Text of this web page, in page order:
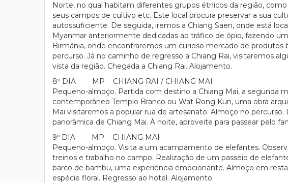
Norte, no qual habitam diferentes grupos étnicos da região,
seus campos de cultivo etc. Este local procura preservar a sua
autossuficiente. De seguida, iremos a Chiang Saen, onde está
Myanmar anteriormente dedicadas ao tráfico de ópio, fazendo
Birmânia, onde encontraremos um curioso mercado de
percurso. Já no caminho de regresso a Chiang Rai, visitaremos
vista da região. Chegada a Chiang Rai. Alojamento.
8º DIA MP CHIANG RAI / CHIANG MAI
Pequeno-almoço. Partida com destino a Chiang Mai, a segunda
contemporâneo Templo Branco ou Wat Rong Kun, uma obra
Mai visitaremos a popular rua de artesanato. Almoço no
panorâmica de Chiang Mai. À noite, aproveite para passear pelo
9º DIA MP CHIANG MAI
Pequeno-almoço. Visita a um acampamento de elefantes.
treinos e trabalho no campo. Realização de um passeio de
barco de bambu, uma experiência emocionante. Almoço em
espécie floral. Regresso ao hotel. Alojamento.